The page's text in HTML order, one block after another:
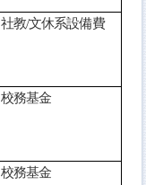
社教/文休系設備費
校務基金
校務基金